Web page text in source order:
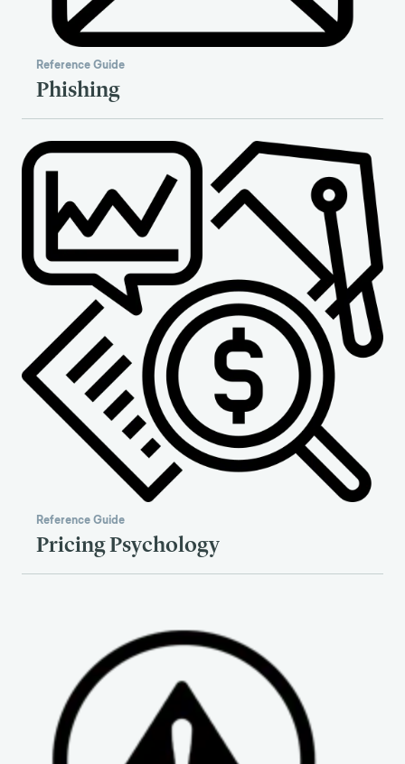
Reference Guide
Phishing
Reference Guide
Pricing Psychology